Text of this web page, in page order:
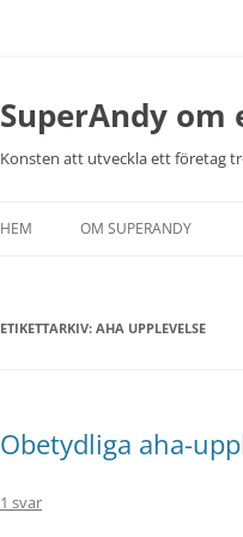
SuperAndy
Konsten att utveckla ett företag
HEM OM SUPERANDY
ETIKETTARKIV: AHA UPPLEVELSE
Obetydliga aha-
1 svar